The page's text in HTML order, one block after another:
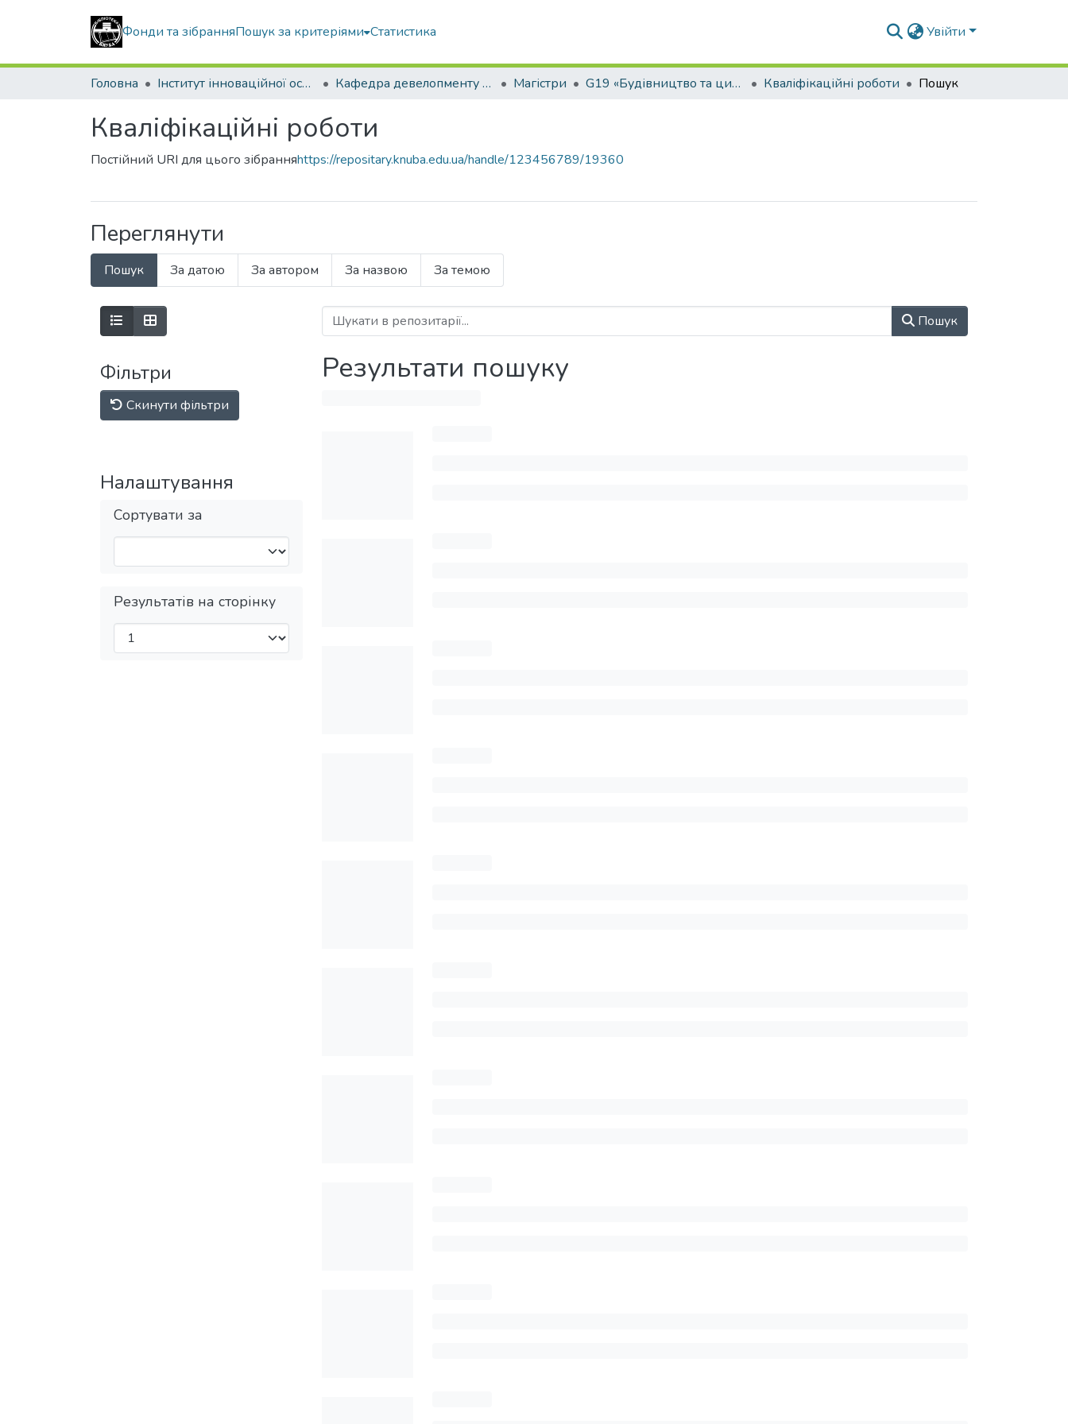
Фонди та зібранняПошук за критеріями Статистика Увійти
Головна Інститут інноваційної освіти Київського національного університету будівництва і архітектури Кафедра девелопменту та просторового планування Магістри G19 «Будівництво та цивільна інженерія» ОПП «Міське будівництво та господарство» Кваліфікаційні роботи Пошук
Кваліфікаційні роботи
Постійний URI для цього зібранняhttps://repositary.knuba.edu.ua/handle/123456789/19360
Переглянути
Пошук За датою За автором За назвою За темою
Фільтри
Скинути фільтри
Налаштування
Сортувати за
Результатів на сторінку
Пошук
Результати пошуку